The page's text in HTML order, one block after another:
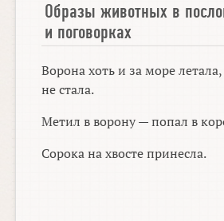
Образы животных в
и поговорках
Ворона хоть и за море летала,
не стала.
Метил в ворону — попал в
Сорока на хвосте принесла.